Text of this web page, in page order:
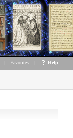
Favorites Help